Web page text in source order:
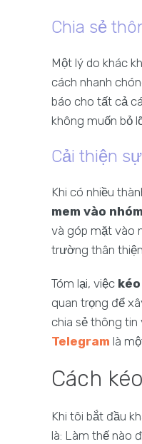
Chia sẻ
Một lý do khác
cách nhanh
báo cho tất cả
không muốn bỏ
Cải thiện
Khi có nhiều
mem vào
và góp mặt vào
trường thân
Tóm lại, việc
quan trọng để
chia sẻ thông
Telegram là
Cách
Khi tôi bắt đầu
là: Làm thế nào